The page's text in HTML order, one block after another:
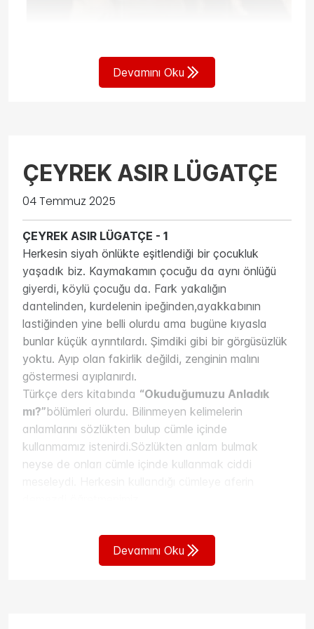
Yunanca “ölümsüz” anlamına gelen 1969 yapımı “Z”
filmi…
Olay isimsiz bir ülkede geçiyor; ancak izleyen
herkese bir yerlerden tanıdık gelecek. Fonda, Grup
Yorum’un “Hoşçakalın Dostlarım”dan aşina
olduğumuz bir tını: “O Antonis”… Zeminde ise planlı
bir cinayete kurban giden bir aydın…
Film, bir polis şefinin, asma yapraklarına musallat
olan “zararlılarla” mücadele edilmesinin ne kadar
elzemse, topluma musallat olan solcularla da aynı
şekilde mücadele edilmesi gerektiğini anlattığı “Küf”
1. Aşama, okullarda başlar; çünkü onlar hâlâ
Devamını Oku
ÇEYREK ASIR LÜGATÇE
04 Temmuz 2025
ÇEYREK ASIR LÜGATÇE - 1
Herkesin siyah önlükte eşitlendiği bir çocukluk
yaşadık biz. Kaymakamın çocuğu da aynı önlüğü
giyerdi, köylü çocuğu da. Fark yakalığın
dantelinden, kurdelenin ipeğinden,ayakkabının
lastiğinden yine belli olurdu ama bugüne kıyasla
bunlar küçük ayrıntılardı. Şimdiki gibi bir görgüsüzlük
yoktu. Ayıp olan fakirlik değildi, zenginin malını
göstermesi ayıplanırdı.
Türkçe ders kitabında “Okuduğumuzu Anladık
mı?”bölümleri olurdu. Bilinmeyen kelimelerin
anlamlarını sözlükten bulup cümle içinde
kullanmamız istenirdi.Sözlükten anlam bulmak
neyse de onları cümle içinde kullanmak ciddi
kutlamalar yapılmıştı. O sene açılan okullara 75. Yıl
İlk/ Ortaokulu adı verilmişti. Kim bilir 100. yılı nasıl
kutlanacak diye düşünürdüm…
Devamını Oku